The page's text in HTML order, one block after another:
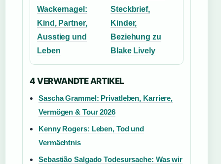
Wackernagel:
Kind, Partner,
Ausstieg und
Leben
Steckbrief,
Kinder,
Beziehung zu
Blake Lively
4 VERWANDTE ARTIKEL
Sascha Grammel: Privatleben, Karriere,
Vermögen & Tour 2026
Kenny Rogers: Leben, Tod und
Vermächtnis
Sebastião Salgado Todesursache: Was wir